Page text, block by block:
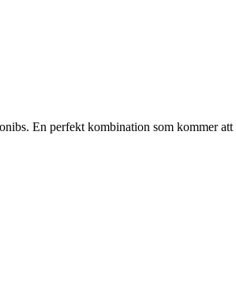
En perfekt kombination som kommer